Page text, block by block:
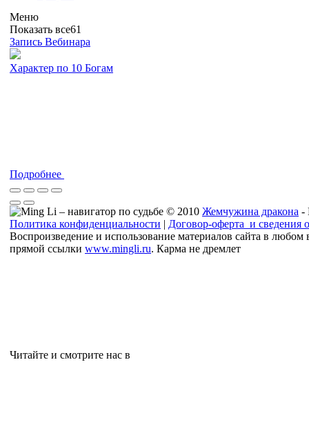
Меню
Показать все61
Запись Вебинара
Характер по 10 Богам
Подробнее
© 2010 Жемчужина дракона -
Политика конфиденциальности | Договор-оферта и сведения
Воспроизведение и использование материалов сайта в
прямой ссылки www.mingli.ru. Карма не дремлет
Читайте и смотрите нас в